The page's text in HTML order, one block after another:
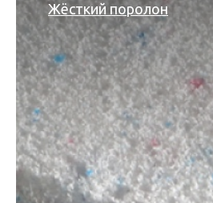
Жёсткий поролон